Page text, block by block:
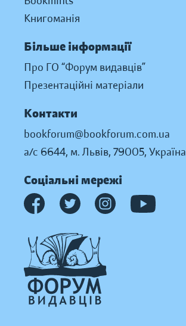
Книгоманія
Більше інформації
Про ГО “Форум видавців”
Презентаційні матеріали
Контакти
bookforum@bookforum.com.ua
а/с 6644, м. Львів, 79005, Україна
Соціальні мережі